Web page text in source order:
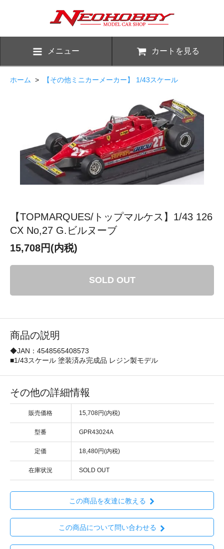
メニュー カートを見る
ホーム > 【その他ミニカーメーカー】 1/43スケール
【TOPMARQUES/トップマルケス】1/43 126
CX No,27 G.ビルヌーブ
15,708円(内税)
SOLD OUT
商品の説明
◆JAN：4548565408573
■1/43スケール 塗装済み完成品 レジン製モデル
その他の詳細情報
販売価格 15,708円(内税)
型番 GPR43024A
定価 18,480円(内税)
在庫状況 SOLD OUT
この商品を友達に教える
この商品について問い合わせる